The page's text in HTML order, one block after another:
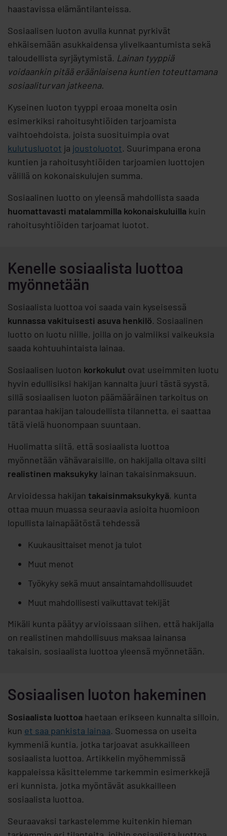
haastavissa elämäntilanteissa.
Sosiaalisen luoton avulla kunnat pyrkivät
ehkäisemään asukkaidensa ylivelkaantumista sekä
taloudellista syrjäytymistä. Lainan tyyppiä
voidaankin pitää eräänlaisena kuntien toteuttamana
sosiaaliturvan jatkeena.
Kyseinen luoton tyyppi eroaa monelta osin
esimerkiksi rahoitusyhtiöiden tarjoamista
vaihtoehdoista, joista suosituimpia ovat
kulutusluotot ja joustoluotot. Suurimpana erona
kuntien ja rahoitusyhtiöiden tarjoamien luottojen
välillä on kokonaiskulujen summa.
Sosiaalinen luotto on yleensä mahdollista saada
huomattavasti matalammilla kokonaiskuluilla kuin
rahoitusyhtiöiden tarjoamat luotot.
Kenelle sosiaalista luottoa
myönnetään
Sosiaalista luottoa voi saada vain kyseisessä
kunnassa vakituisesti asuva henkilö. Sosiaalinen
luotto on luotu niille, joilla on jo valmiiksi vaikeuksia
saada kohtuuhintaista lainaa.
Sosiaalisen luoton korkokulut ovat useimmiten luotu
hyvin edullisiksi hakijan kannalta juuri tästä syystä,
sillä sosiaalisen luoton päämääräinen tarkoitus on
parantaa hakijan taloudellista tilannetta, ei saattaa
tätä vielä huonompaan suuntaan.
Huolimatta siitä, että sosiaalista luottoa
myönnetään vähävaraisille, on hakijalla oltava silti
realistinen maksukyky lainan takaisinmaksuun.
Arvioidessa hakijan takaisinmaksukykyä, kunta
ottaa muun muassa seuraavia asioita huomioon
lopullista lainapäätöstä tehdessä
Kuukausittaiset menot ja tulot
Muut menot
Työkyky sekä muut ansaintamahdollisuudet
Muut mahdollisesti vaikuttavat tekijät
Mikäli kunta päätyy arvioissaan siihen, että hakijalla
on realistinen mahdollisuus maksaa lainansa
takaisin, sosiaalista luottoa yleensä myönnetään.
Sosiaalisen luoton hakeminen
Sosiaalista luottoa haetaan erikseen kunnalta silloin,
kun et saa pankista lainaa. Suomessa on useita
kymmeniä kuntia, jotka tarjoavat asukkailleen
sosiaalista luottoa. Artikkelin myöhemmissä
kappaleissa käsittelemme tarkemmin esimerkkejä
eri kunnista, jotka myöntävät asukkailleen
sosiaalista luottoa.
Seuraavaksi tarkastelemme kuitenkin hieman